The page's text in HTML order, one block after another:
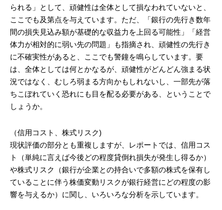
られる」として、頑健性は全体として損なわれていないと、
ここでも及第点を与えています。ただ、「銀行の先行き数年
間の損失見込み額が基礎的な収益力を上回る可能性」「経営
体力が相対的に弱い先の問題」も指摘され、頑健性の先行き
に不確実性があると、ここでも警鐘を鳴らしています。要
は、全体としては何とかなるが、頑健性がどんどん強まる状
況ではなく、むしろ弱まる方向かもしれないし、一部先が落
ちこぼれていく恐れにも目を配る必要がある、ということで
しょうか。
（信用コスト、株式リスク)
現状評価の部分とも重複しますが、レポートでは、信用コス
ト（単純に言えば今後どの程度貸倒れ損失が発生し得るか）
や株式リスク（銀行が企業との持合いで多額の株式を保有し
ていることに伴う株価変動リスクが銀行経営にどの程度の影
響を与えるか）に関し、いろいろな分析を示しています。